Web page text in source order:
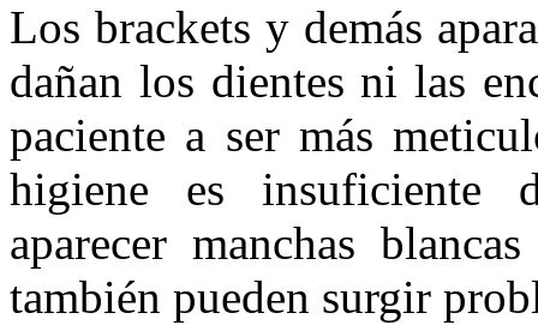
Los brackets y demás
dañan los dientes ni las
paciente a ser más
higiene es insuficiente
aparecer manchas
también pueden surgir